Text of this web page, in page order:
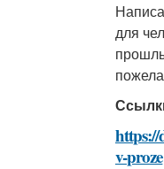
для
v-proze